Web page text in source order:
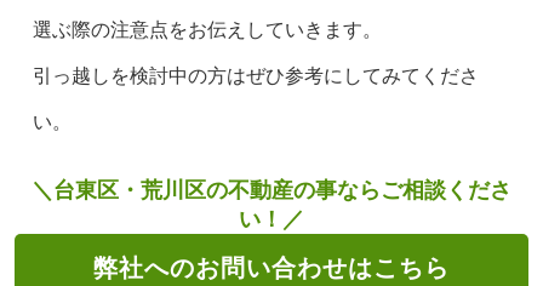
選ぶ際の注意点をお伝えしていきます。
引っ越しを検討中の方はぜひ参考にしてみてくださ
い。
＼台東区・荒川区の不動産の事ならご相談くださ
い！／
弊社へのお問い合わせはこちら